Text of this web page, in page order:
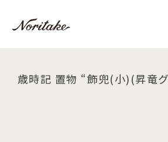
歳時記 置物 “飾兜(小)(昇竜